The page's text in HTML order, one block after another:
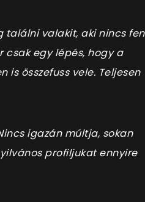
találni valakit, aki nincs
csak egy lépés, hogy a
is összefuss vele. Teljesen
igazán múltja, sokan
profiljukat ennyire